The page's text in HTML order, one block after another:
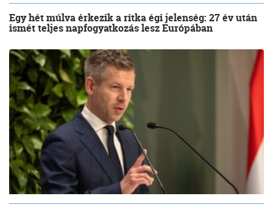
Egy hét múlva érkezik a ritka égi jelenség: 27 év után
ismét teljes napfogyatkozás lesz Európában